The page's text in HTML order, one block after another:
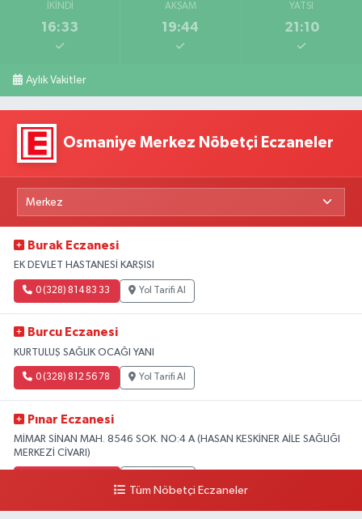
İKINDI
16:33
AKŞAM
19:44
YATSI
21:10
Aylık Vakitler
Osmaniye Merkez Nöbetçi Eczaneler
Burak Eczanesi
EK DEVLET HASTANESİ KARŞISI
0 (328) 814 83 33 Yol Tarifi Al
Burcu Eczanesi
KURTULUŞ SAĞLIK OCAĞI YANI
0 (328) 812 56 78 Yol Tarifi Al
Pınar Eczanesi
MİMAR SİNAN MAH. 8546 SOK. NO:4 A (HASAN KESKİNER AİLE SAĞLIĞI
MERKEZİ CİVARI)
Tüm Nöbetçi Eczaneler